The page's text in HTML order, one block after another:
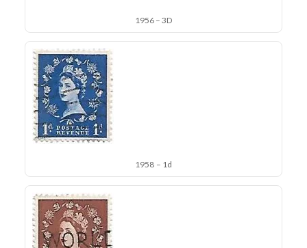
1956 – 3D
1958 – 1d